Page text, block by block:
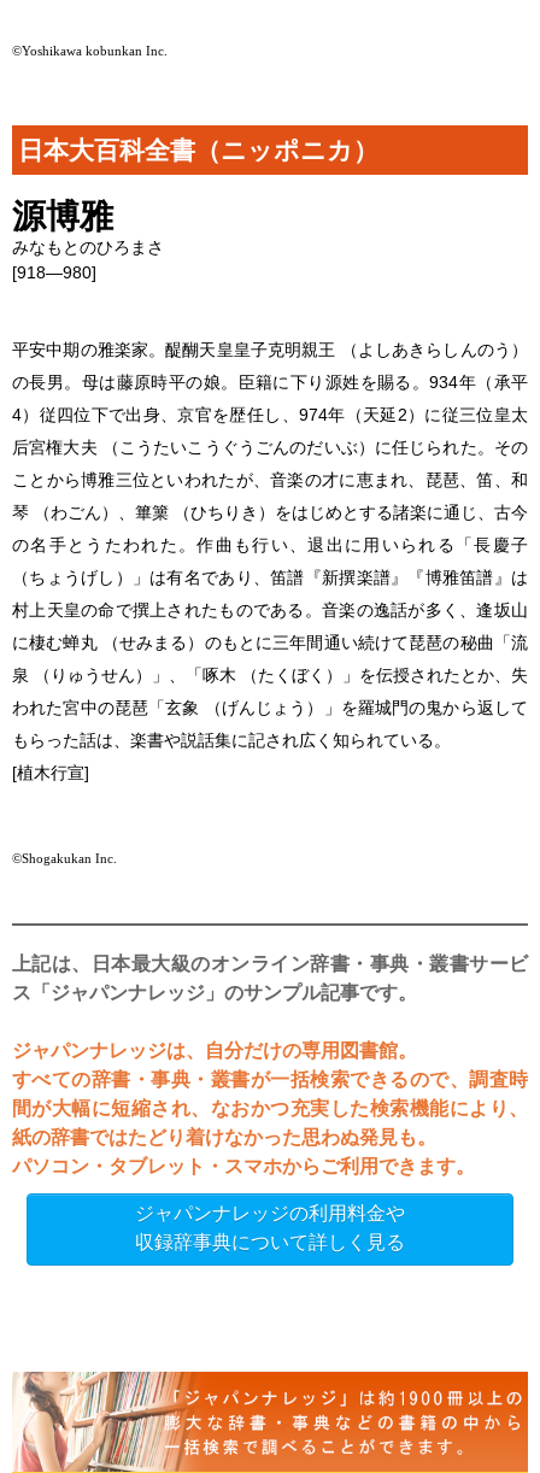
©Yoshikawa kobunkan Inc.
日本大百科全書（ニッポニカ）
源博雅
みなもとのひろまさ
[918―980]
平安中期の雅楽家。醍醐天皇皇子克明親王 （よしあきらしんのう）
の長男。母は藤原時平の娘。臣籍に下り源姓を賜る。934年（承平
4）従四位下で出身、京官を歴任し、974年（天延2）に従三位皇太
后宮権大夫 （こうたいこうぐうごんのだいぶ）に任じられた。その
ことから博雅三位といわれたが、音楽の才に恵まれ、琵琶、笛、和
琴 （わごん）、篳篥 （ひちりき）をはじめとする諸楽に通じ、古今
の名手とうたわれた。作曲も行い、退出に用いられる「長慶子
（ちょうげし）」は有名であり、笛譜『新撰楽譜』『博雅笛譜』は
村上天皇の命で撰上されたものである。音楽の逸話が多く、逢坂山
に棲む蝉丸 （せみまる）のもとに三年間通い続けて琵琶の秘曲「流
泉 （りゅうせん）」、「啄木 （たくぼく）」を伝授されたとか、失
われた宮中の琵琶「玄象 （げんじょう）」を羅城門の鬼から返して
もらった話は、楽書や説話集に記され広く知られている。
[植木行宣]
©Shogakukan Inc.
上記は、日本最大級のオンライン辞書・事典・叢書サービ
ス「ジャパンナレッジ」のサンプル記事です。
ジャパンナレッジは、自分だけの専用図書館。
すべての辞書・事典・叢書が一括検索できるので、調査時
間が大幅に短縮され、なおかつ充実した検索機能により、
紙の辞書ではたどり着けなかった思わぬ発見も。
パソコン・タブレット・スマホからご利用できます。
ジャパンナレッジの利用料金や
収録辞事典について詳しく見る